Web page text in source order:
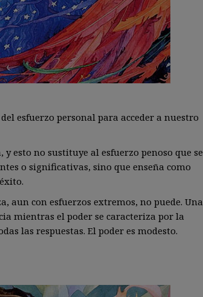
esfuerzo personal para acceder a nuestro
esto no sustituye al esfuerzo penoso que se
o significativas, sino que enseña como
aun con esfuerzos extremos, no puede. Una
mientras el poder se caracteriza por la
las respuestas. El poder es modesto.